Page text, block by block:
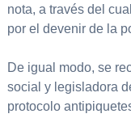
nota, a través del
por el devenir de la
De igual modo, se
social y legisladora
protocolo